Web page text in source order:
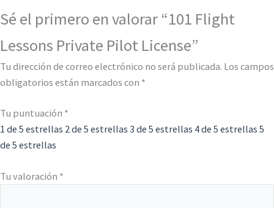
Sé el primero en valorar “101 Flight
Lessons Private Pilot License”
Tu dirección de correo electrónico no será publicada. Los campos
obligatorios están marcados con *
Tu puntuación *
1 de 5 estrellas 2 de 5 estrellas 3 de 5 estrellas 4 de 5 estrellas 5
de 5 estrellas
Tu valoración *